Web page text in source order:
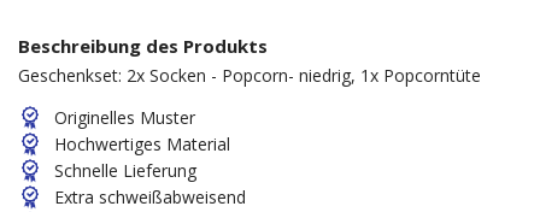
Beschreibung des Produkts
Geschenkset: 2x Socken - Popcorn- niedrig, 1x Popcorntüte
Originelles Muster
Hochwertiges Material
Schnelle Lieferung
Extra schweißabweisend